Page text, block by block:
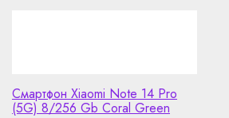
Смартфон Xiaomi Note 14 Pro
(5G) 8/256 Gb Coral Green